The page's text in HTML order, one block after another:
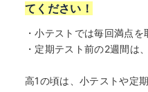
てください！
・小テストでは毎回満点
・定期テスト前の2週間は
高1の頃は、小テストや定